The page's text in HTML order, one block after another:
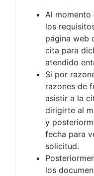
Al
los
página web
cita para
atendido
Si por
razones de
asistir a la
dirigirte al
y
fecha para
solicitud.
los